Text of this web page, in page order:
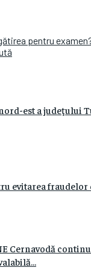
pentru examen?
est a
evitarea
Cernavodă